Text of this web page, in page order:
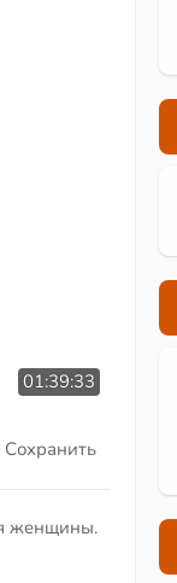
01:39:33
Сохранить
женщины.